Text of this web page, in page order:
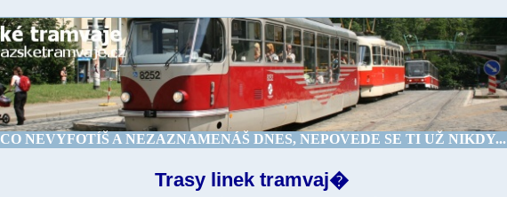
CO NEVYFOTÍŠ A NEZAZNAMENÁŠ DNES, NEPOVEDE SE TI UŽ NIKDY...
Trasy linek tramvaj�